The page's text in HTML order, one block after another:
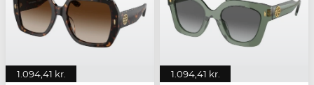
1.094,41 kr. 1.094,41 kr.